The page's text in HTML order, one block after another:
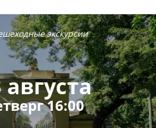
экскурсии
августа
16:00